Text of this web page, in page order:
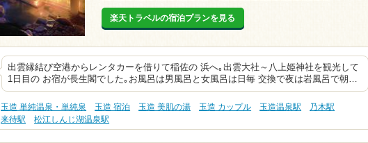
楽天トラベルの宿泊プランを見る
出雲縁結び空港からレンタカーを借りて稲佐の 浜へ｡出雲大社～八上姫神社を観光して
1日目の お宿が長生閣でした｡お風呂は男風呂と女風呂は日毎 交換で夜は岩風呂で朝…
玉造 単純温泉・単純泉 玉造 宿泊 玉造 美肌の湯 玉造 カップル 玉造温泉駅
乃木駅
来待駅
松江しんじ湖温泉駅